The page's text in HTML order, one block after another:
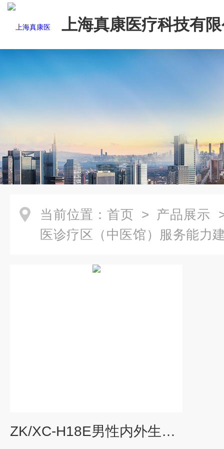
上海真康医疗科技有
当前位置： 首页 > 产品展示
医诊疗区（中医馆）服务能力
ZK/XC-H18E男性内外生殖及导尿模块